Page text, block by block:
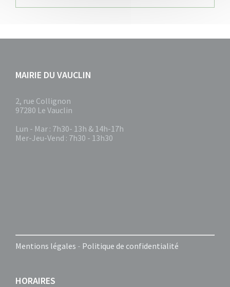
MAIRIE DU VAUCLIN
2, rue Collignon
97280 Le Vauclin
Lun - Mar : 7h30- 13h & 14h-17h
Mer-Jeu-Vend : 7h30 - 13h30
Mentions légales - Politique de confidentialité
HORAIRES